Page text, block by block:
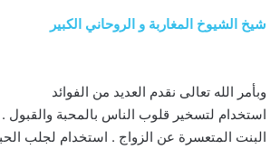
شيخ الشيوخ المغاربة و الروحاني الكبير
وبأمر الله تعالى نقدم العديد من الفوائد
استخدام لتسخير قلوب الناس بالمحبة والقبول